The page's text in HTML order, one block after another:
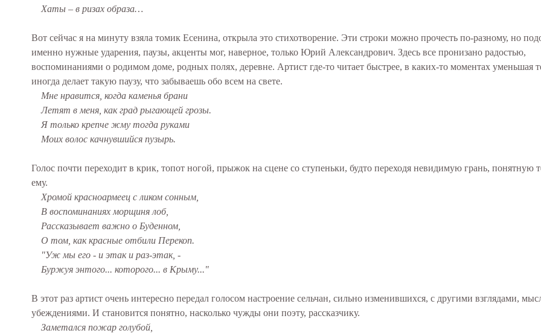
Хаты – в ризах образа…
Вот сейчас я на минуту взяла томик Есенина, открыла это стихотворение. Эти строки можно прочесть по-разному, но
именно нужные ударения, паузы, акценты мог, наверное, только Юрий Александрович. Здесь все пронизано радостью,
воспоминаниями о родимом доме, родных полях, деревне. Артист где-то читает быстрее, в каких-то моментах уменьшая
иногда делает такую паузу, что забываешь обо всем на свете.
Мне нравится, когда каменья брани
Летят в меня, как град рыгающей грозы.
Я только крепче жму тогда руками
Моих волос качнувшийся пузырь.
Голос почти переходит в крик, топот ногой, прыжок на сцене со ступеньки, будто переходя невидимую грань, понятную
ему.
Хромой красноармеец с ликом сонным,
В воспоминаниях морщиня лоб,
Рассказывает важно о Буденном,
О том, как красные отбили Перекоп.
"Уж мы его - и этак и раз-этак, -
Буржуя энтого... которого... в Крыму..."
В этот раз артист очень интересно передал голосом настроение сельчан, сильно изменившихся, с другими взглядами,
убеждениями. И становится понятно, насколько чужды они поэту, рассказчику.
Заметался пожар голубой,